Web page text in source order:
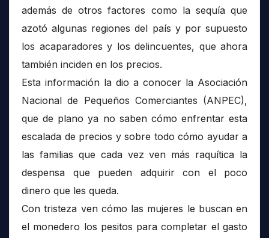
además de otros factores como la sequía que
azotó algunas regiones del país y por supuesto
los acaparadores y los delincuentes, que ahora
también inciden en los precios.
Esta información la dio a conocer la Asociación
Nacional de Pequeños Comerciantes (ANPEC),
que de plano ya no saben cómo enfrentar esta
escalada de precios y sobre todo cómo ayudar a
las familias que cada vez ven más raquítica la
despensa que pueden adquirir con el poco
dinero que les queda.
Con tristeza ven cómo las mujeres le buscan en
el monedero los pesitos para completar el gasto